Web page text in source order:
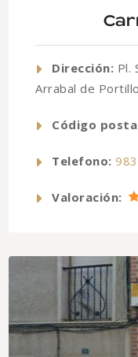
Dirección: Pl.
Arrabal de
Código
Telefono:
Valoración: